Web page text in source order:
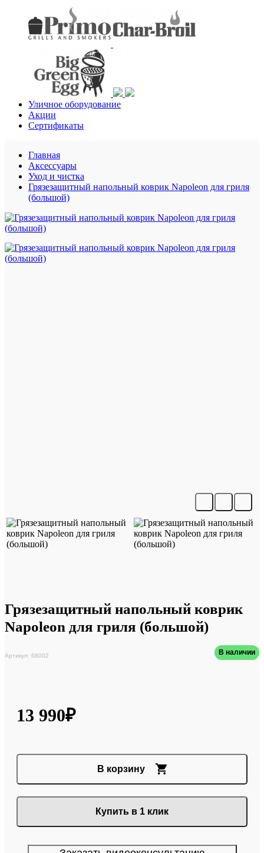
Уличное оборудование
Акции
Сертификаты
Главная
Аксессуары
Уход и чистка
Грязезащитный напольный коврик Napoleon для гриля
(большой)
Грязезащитный напольный коврик
Napoleon для гриля (большой)
Артикул: 68002 В наличии
13 990₽
В корзину
Купить в 1 клик